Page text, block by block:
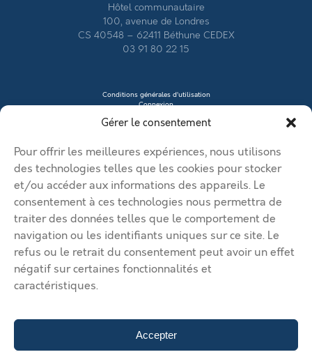
Gérer le consentement
Pour offrir les meilleures expériences, nous utilisons
des technologies telles que les cookies pour stocker
et/ou accéder aux informations des appareils. Le
consentement à ces technologies nous permettra de
traiter des données telles que le comportement de
navigation ou les identifiants uniques sur ce site. Le
refus ou le retrait du consentement peut avoir un effet
négatif sur certaines fonctionnalités et
caractéristiques.
Accepter
Hôtel communautaire
100, avenue de Londres
CS 40548 – 62411 Béthune CEDEX
03 91 80 22 15
Conditions générales d’utilisation
Connexion
Créer mon profil
Mentions légales
Modifier mon annonce
Mon compte
Nous contacter
© 2026 Immobilier Béthune Bruay. Tous droits réservés.
Vos solutions d’implantation dans l’agglomération Béthune Bruay
Vos solutions d’implantation dans
l’agglomération Béthune Bruay Artois Lys Romane
d’implantation dans l’agglomération Béthune Bruay Artois Lys
dans l’agglomération Béthune Bruay Artois Lys Romane
Gérer mes annonces